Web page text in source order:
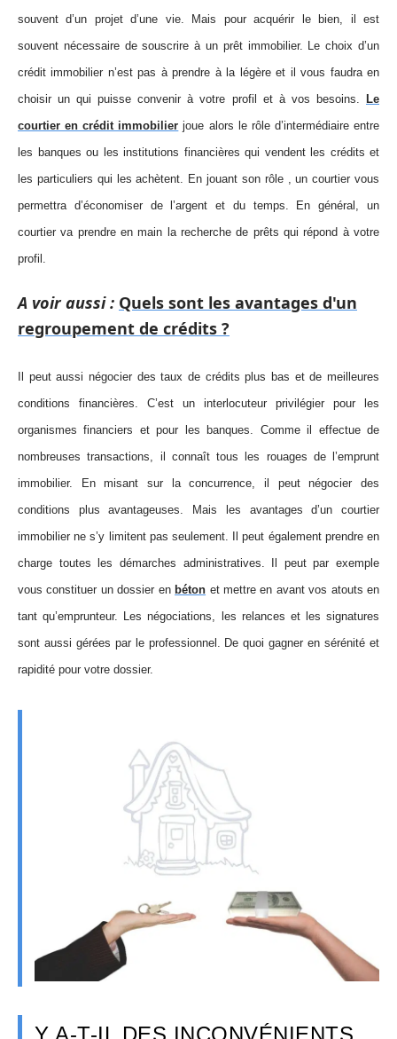
souvent d’un projet d’une vie. Mais pour acquérir le bien, il est
souvent nécessaire de souscrire à un prêt immobilier. Le choix d’un
crédit immobilier n’est pas à prendre à la légère et il vous faudra en
choisir un qui puisse convenir à votre profil et à vos besoins. Le
courtier en crédit immobilier joue alors le rôle d’intermédiaire entre
les banques ou les institutions financières qui vendent les crédits et
les particuliers qui les achètent. En jouant son rôle , un courtier vous
permettra d’économiser de l’argent et du temps. En général, un
courtier va prendre en main la recherche de prêts qui répond à votre
profil.
A voir aussi : Quels sont les avantages d'un
regroupement de crédits ?
Il peut aussi négocier des taux de crédits plus bas et de meilleures
conditions financières. C’est un interlocuteur privilégier pour les
organismes financiers et pour les banques. Comme il effectue de
nombreuses transactions, il connaît tous les rouages de l’emprunt
immobilier. En misant sur la concurrence, il peut négocier des
conditions plus avantageuses. Mais les avantages d’un courtier
immobilier ne s’y limitent pas seulement. Il peut également prendre en
charge toutes les démarches administratives. Il peut par exemple
vous constituer un dossier en béton et mettre en avant vos atouts en
tant qu’emprunteur. Les négociations, les relances et les signatures
sont aussi gérées par le professionnel. De quoi gagner en sérénité et
rapidité pour votre dossier.
Y A-T-IL DES INCONVÉNIENTS